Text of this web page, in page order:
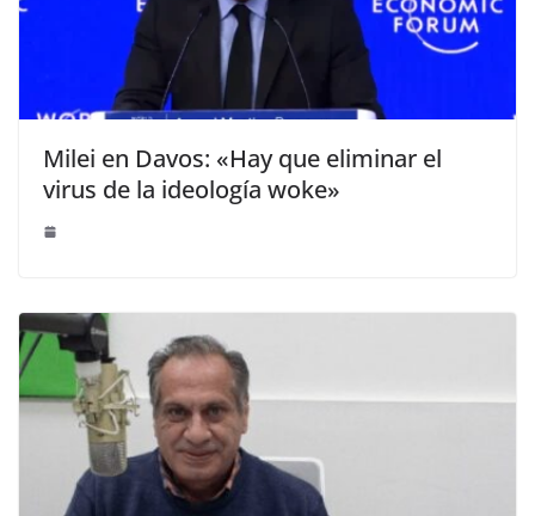
Milei en Davos: «Hay que eliminar el
virus de la ideología woke»